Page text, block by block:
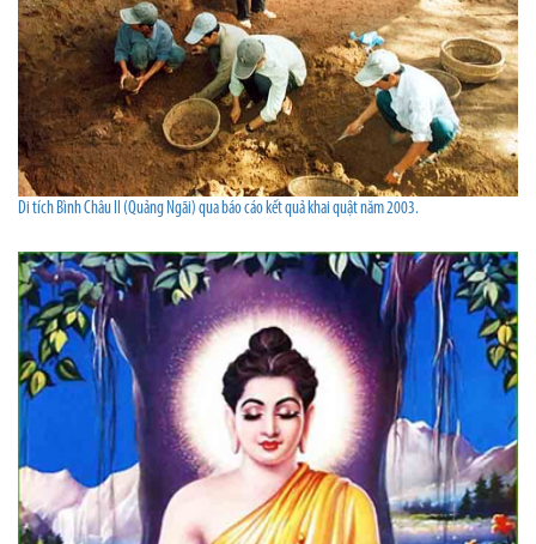
Di tích Bình Châu II (Quảng Ngãi) qua báo cáo kết quả khai quật năm 2003.